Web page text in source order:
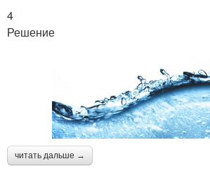
4
Решение
читать дальше →